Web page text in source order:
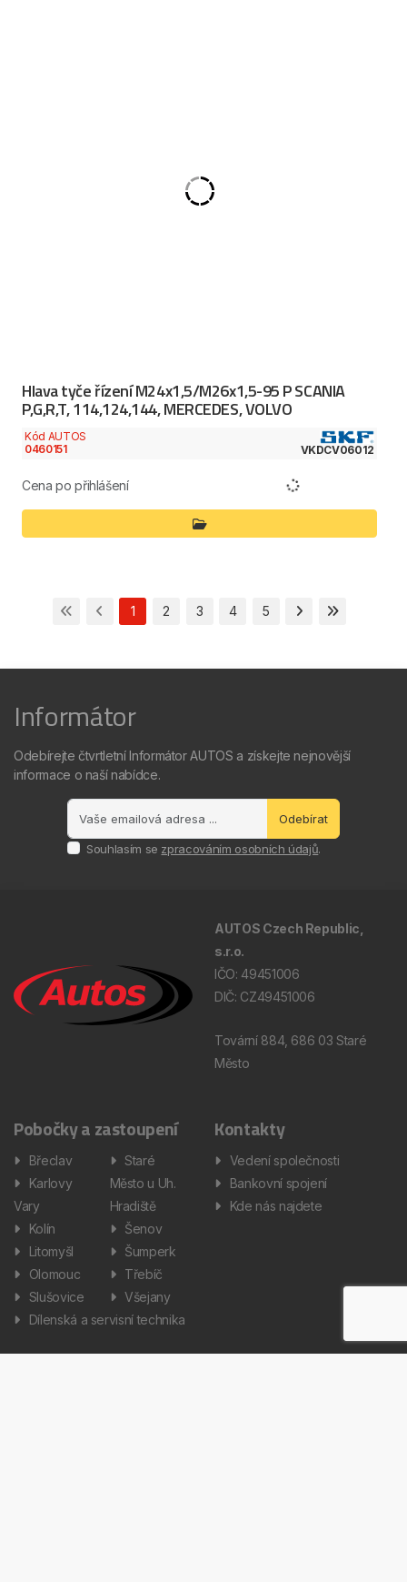
Hlava tyče řízení M24x1,5/M26x1,5-95 P SCANIA
P,G,R,T, 114,124,144, MERCEDES, VOLVO
Kód AUTOS
0460151
VKDCV06012
Cena po přihlášení
1 2 3 4 5
Informátor
Odebírejte čtvrtletní Informátor AUTOS a získejte nejnovější
informace o naší nabídce.
Odebírat
Souhlasím se zpracováním osobních údajů.
AUTOS Czech Republic,
s.r.o.
IČO: 49451006
DIČ: CZ49451006
Tovární 884, 686 03 Staré
Město
Pobočky a zastoupení
Břeclav
Karlovy
Vary
Kolín
Litomyšl
Olomouc
Slušovice
Staré
Město u Uh.
Hradiště
Šenov
Šumperk
Třebíč
Všejany
Dílenská a servisní technika
Kontakty
Vedení společnosti
Bankovní spojení
Kde nás najdete